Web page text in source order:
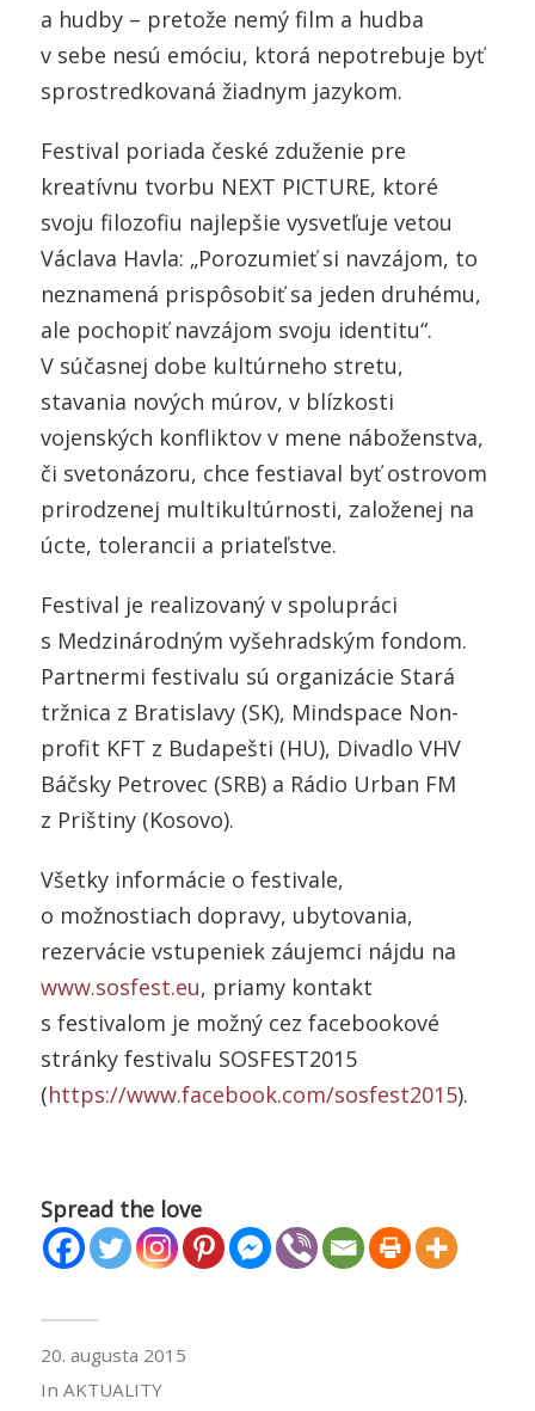
a hudby – pretože nemý film a hudba
v sebe nesú emóciu, ktorá nepotrebuje byť
sprostredkovaná žiadnym jazykom.
Festival poriada české zduženie pre
kreatívnu tvorbu NEXT PICTURE, ktoré
svoju filozofiu najlepšie vysvetľuje vetou
Václava Havla: „Porozumieť si navzájom, to
neznamená prispôsobiť sa jeden druhému,
ale pochopiť navzájom svoju identitu“.
V súčasnej dobe kultúrneho stretu,
stavania nových múrov, v blízkosti
vojenských konfliktov v mene náboženstva,
či svetonázoru, chce festiaval byť ostrovom
prirodzenej multikultúrnosti, založenej na
úcte, tolerancii a priateľstve.
Festival je realizovaný v spolupráci
s Medzinárodným vyšehradským fondom.
Partnermi festivalu sú organizácie Stará
tržnica z Bratislavy (SK), Mindspace Non-
profit KFT z Budapešti (HU), Divadlo VHV
Báčsky Petrovec (SRB) a Rádio Urban FM
z Prištiny (Kosovo).
Všetky informácie o festivale,
o možnostiach dopravy, ubytovania,
rezervácie vstupeniek záujemci nájdu na
www.sosfest.eu, priamy kontakt
s festivalom je možný cez facebookové
stránky festivalu SOSFEST2015
(https://www.facebook.com/sosfest2015).
Spread the love
20. augusta 2015
In AKTUALITY